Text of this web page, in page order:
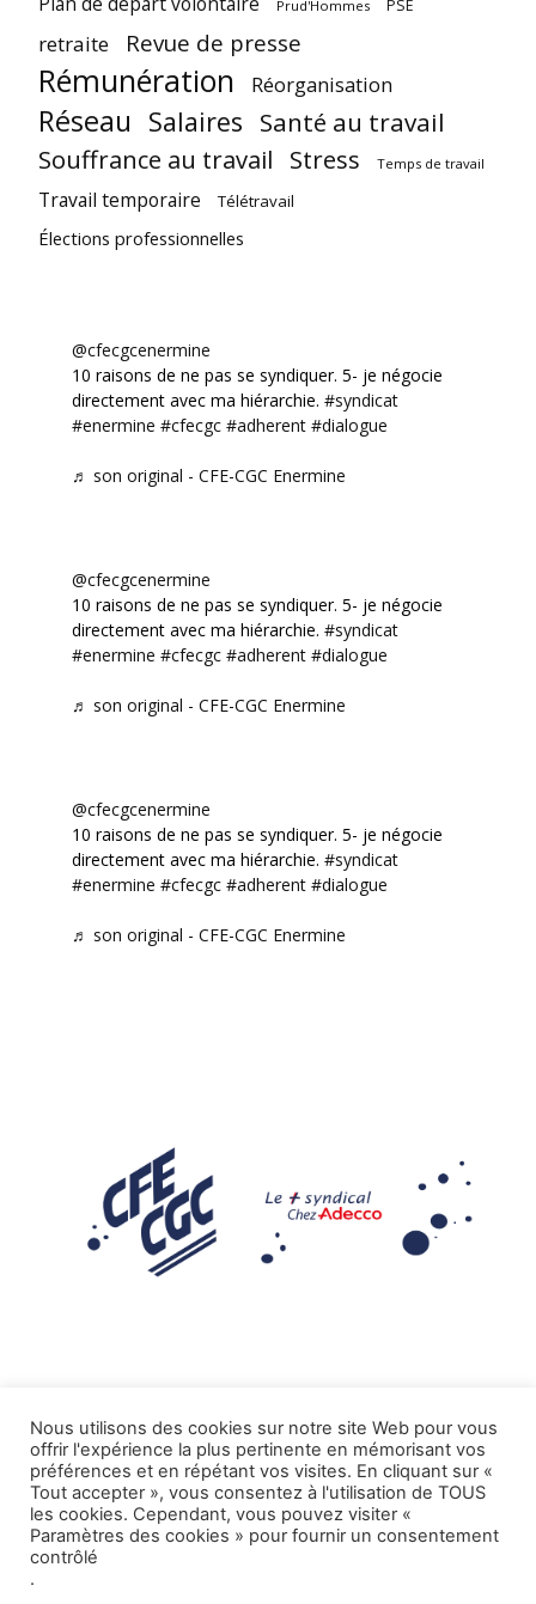
Prud'Hommes PSE
retraite Revue de presse
Rémunération Réorganisation
Réseau Salaires Santé au travail
Souffrance au travail Stress Temps de travail
Travail temporaire Télétravail
Élections professionnelles
@cfecgcenermine
10 raisons de ne pas se syndiquer. 5- je négocie
directement avec ma hiérarchie. #syndicat
#enermine #cfecgc #adherent #dialogue
♬ son original - CFE-CGC Enermine
@cfecgcenermine
10 raisons de ne pas se syndiquer. 5- je négocie
directement avec ma hiérarchie. #syndicat
#enermine #cfecgc #adherent #dialogue
♬ son original - CFE-CGC Enermine
@cfecgcenermine
10 raisons de ne pas se syndiquer. 5- je négocie
directement avec ma hiérarchie. #syndicat
#enermine #cfecgc #adherent #dialogue
♬ son original - CFE-CGC Enermine
Mentions légales
Tous droits réservés CFE-CGC ADECCO.
Nous utilisons des cookies sur notre site Web pour vous
offrir l'expérience la plus pertinente en mémorisant vos
préférences et en répétant vos visites. En cliquant sur «
Tout accepter », vous consentez à l'utilisation de TOUS
les cookies. Cependant, vous pouvez visiter «
Paramètres des cookies » pour fournir un consentement
contrôlé
.